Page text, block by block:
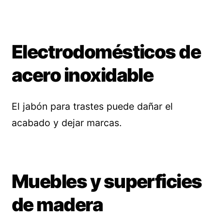
Electrodomésticos de
acero inoxidable
El jabón para trastes puede dañar el
acabado y dejar marcas.
Muebles y superficies
de madera